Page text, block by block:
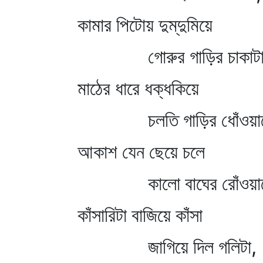
কামার পিটোয় দুম্‌দুমিয়ে
গোরুর গাড়ির
মাঠের ধারে ধক্‌ধকিয়ে
চলতি গাড়ির
আকাশ যেন ছেয়ে চলে
কালো বাঘের
কাঁসারিটা বাজিয়ে কাঁসা
জাগিয়ে দিল গলিটা,